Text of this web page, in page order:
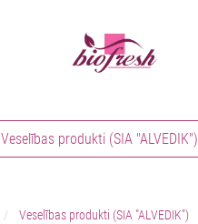
Veselības produkti (SIA "ALVEDIK")
Veselības produkti (SIA "ALVEDIK")